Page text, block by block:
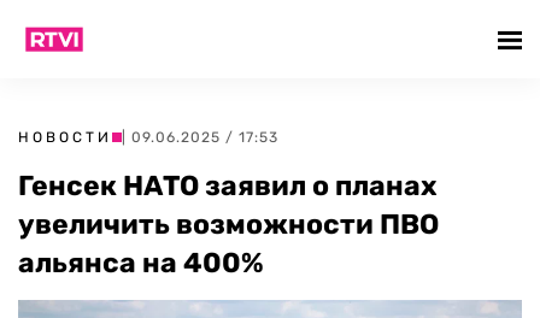
НОВОСТИ | 09.06.2025 / 17:53
Генсек НАТО заявил о планах
увеличить возможности ПВО
альянса на 400%